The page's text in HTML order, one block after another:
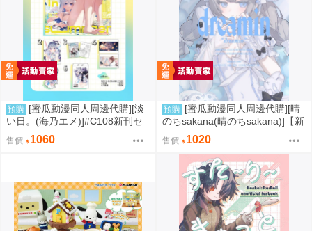
預購 [蜜瓜動漫同人周邊代購][淡
い日。(海乃エメ)]#C108新刊セ
ット(Hololive)(同人誌)
售價 1060
預購 [蜜瓜動漫同人周邊代購][晴
のちsakana(晴のちsakana)]【新
刊セット】dreamin(同人誌)
售價 1020